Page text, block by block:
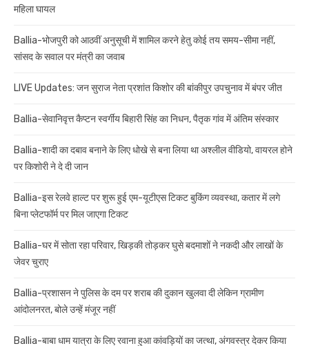
महिला घायल
Ballia-भोजपुरी को आठवीं अनुसूची में शामिल करने हेतु कोई तय समय-सीमा नहीं,
सांसद के सवाल पर मंत्री का जवाब
LIVE Updates: जन सुराज नेता प्रशांत किशोर की बांकीपुर उपचुनाव में बंपर जीत
Ballia-सेवानिवृत्त कैप्टन स्वर्गीय बिहारी सिंह का निधन, पैतृक गांव में अंतिम संस्कार
Ballia-शादी का दबाव बनाने के लिए धोखे से बना लिया था अश्लील वीडियो, वायरल होने
पर किशोरी ने दे दी जान
Ballia-इस रेलवे हाल्ट पर शुरू हुई एम-यूटीएस टिकट बुकिंग व्यवस्था, कतार में लगे
बिना प्लेटफॉर्म पर मिल जाएगा टिकट
Ballia-घर में सोता रहा परिवार, खिड़की तोड़कर घुसे बदमाशों ने नकदी और लाखों के
जेवर चुराए
Ballia-प्रशासन ने पुलिस के दम पर शराब की दुकान खुलवा दी लेकिन ग्रामीण
आंदोलनरत, बोले उन्हें मंजूर नहीं
Ballia-बाबा धाम यात्रा के लिए रवाना हुआ कांवड़ियों का जत्था, अंगवस्त्र देकर किया